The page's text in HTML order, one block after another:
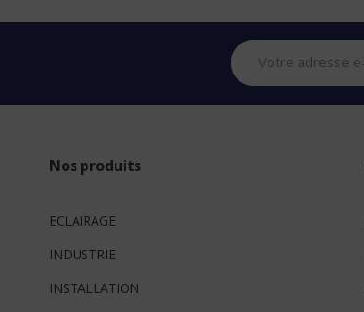
Nos produits
ECLAIRAGE
INDUSTRIE
INSTALLATION